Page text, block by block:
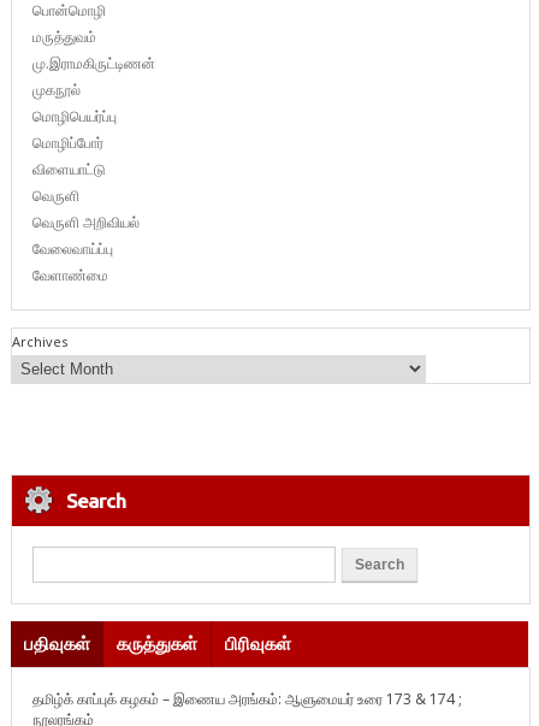
பொன்மொழி
மருத்துவம்
மு.இராமகிருட்டிணன்
முகநூல்
மொழிபெயர்ப்பு
மொழிப்போர்
விளையாட்டு
வெருளி
வெருளி அறிவியல்
வேலைவாய்ப்பு
வேளாண்மை
Archives
Search
பதிவுகள் கருத்துகள் பிரிவுகள்
தமிழ்க் காப்புக் கழகம் – இணைய அரங்கம்: ஆளுமையர் உரை 173 & 174 ;
நூலரங்கம்